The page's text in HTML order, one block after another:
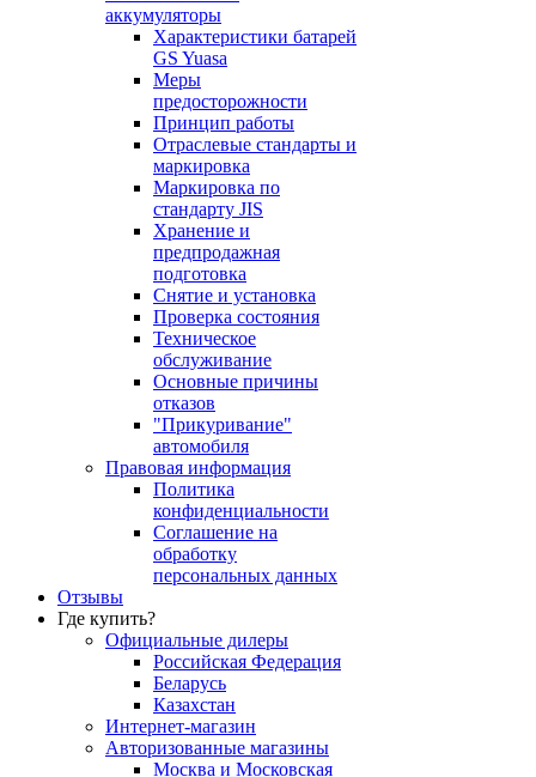
аккумуляторы
Характеристики батарей
GS Yuasa
Меры
предосторожности
Принцип работы
Отраслевые стандарты и
маркировка
Маркировка по
стандарту JIS
Хранение и
предпродажная
подготовка
Снятие и установка
Проверка состояния
Техническое
обслуживание
Основные причины
отказов
"Прикуривание"
автомобиля
Правовая информация
Политика
конфиденциальности
Соглашение на
обработку
персональных данных
Отзывы
Где купить?
Официальные дилеры
Российская Федерация
Беларусь
Казахстан
Интернет-магазин
Авторизованные магазины
Москва и Московская